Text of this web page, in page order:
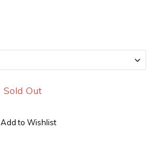
Sold Out
Add to Wishlist